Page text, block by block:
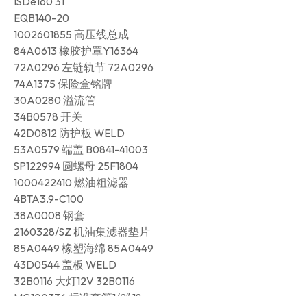
EQB140-20
1002601855 高压线总成
84A0613 橡胶护罩Y16364
72A0296 左链轨节 72A0296
74A1375 保险盒铭牌
30A0280 溢流管
34B0578 开关
42D0812 防护板 WELD
53A0579 端盖 B0841-41003
SP122994 圆螺母 25F1804
1000422410 燃油粗滤器
4BTA3.9-C100
38A0008 钢套
2160328/SZ 机油集滤器垫片
85A0449 橡塑海绵 85A0449
43D0544 盖板 WELD
32B0116 大灯12V 32B0116